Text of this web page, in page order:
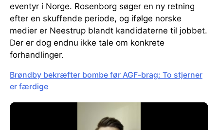
eventyr i Norge. Rosenborg søger en ny retning
efter en skuffende periode, og ifølge norske
medier er Neestrup blandt kandidaterne til jobbet.
Der er dog endnu ikke tale om konkrete
forhandlinger.
Brøndby bekræfter bombe før AGF-brag: To stjerner
er færdige